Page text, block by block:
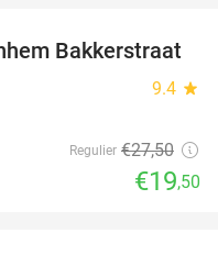
29%
Bakkerstraat
9.4 star
Regulier €27,50
€19,50